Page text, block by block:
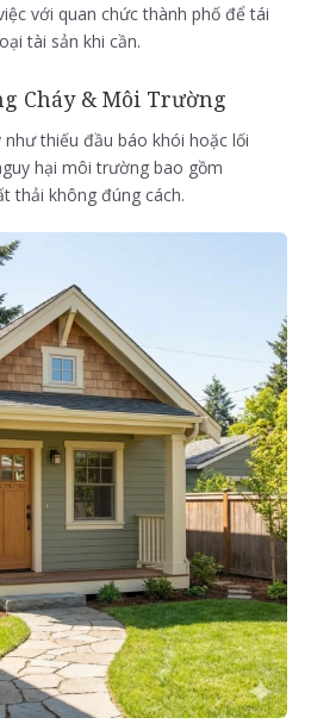
với quan chức thành phố để tái
tài sản khi cần.
Cháy & Môi Trường
thiếu đầu báo khói hoặc lối
hại môi trường bao gồm
thải không đúng cách.